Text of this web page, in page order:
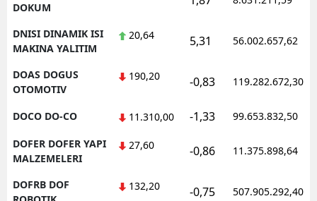
DOKUM
DNISI DINAMIK ISI
MAKINA YALITIM
20,64 5,31 56.002.657,62
DOAS DOGUS
OTOMOTIV
190,20 -0,83 119.282.672,30
DOCO DO-CO 11.310,00 -1,33 99.653.832,50
DOFER DOFER YAPI
MALZEMELERI
27,60 -0,86 11.375.898,64
DOFRB DOF
132,20 -0,75 507.905.292,40